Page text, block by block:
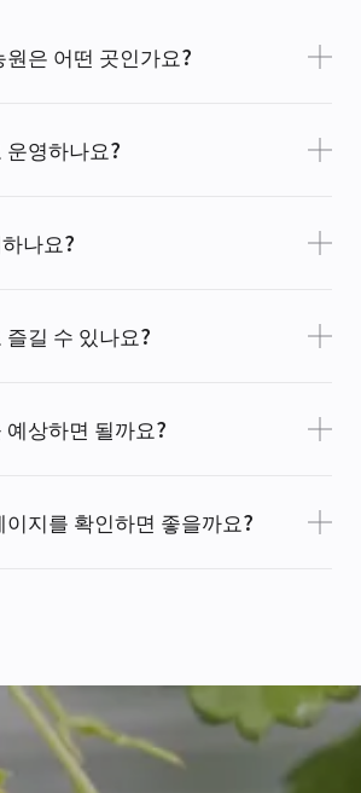
은 어떤 곳인가요?
영하나요?
나요?
길 수 있나요?
상하면 될까요?
지를 확인하면 좋을까요?